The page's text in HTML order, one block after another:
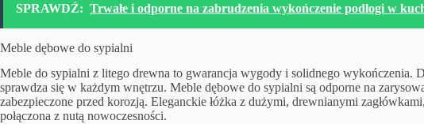
SPRAWDŹ: Trwałe i odporne na zabrudzenia wykończenie podłogi w
Meble dębowe do sypialni
Meble do sypialni z litego drewna to gwarancja wygody i solidnego wykończenia.
sprawdza się w każdym wnętrzu. Meble dębowe do sypialni są odporne na
zabezpieczone przed korozją. Eleganckie łóżka z dużymi, drewnianymi
połączona z nutą nowoczesności.